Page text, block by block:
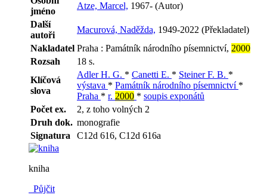
jméno
Atze, Marcel, 1967- (Autor)
Další
autoři
Macurová, Naděžda, 1949-2022 (Překladatel)
Nakladatel Praha : Památník národního písemnictví, 2000
Rozsah
18 s.
Klíčová
slova
Adler H. G. * Canetti E. * Steiner F. B. *
výstava * Památník národního písemnictví *
Praha * r. 2000 * soupis exponátů
Počet ex.
2, z toho volných 2
Druh dok. monografie
Signatura
C12d 616, C12d 616a
kniha
Půjčit